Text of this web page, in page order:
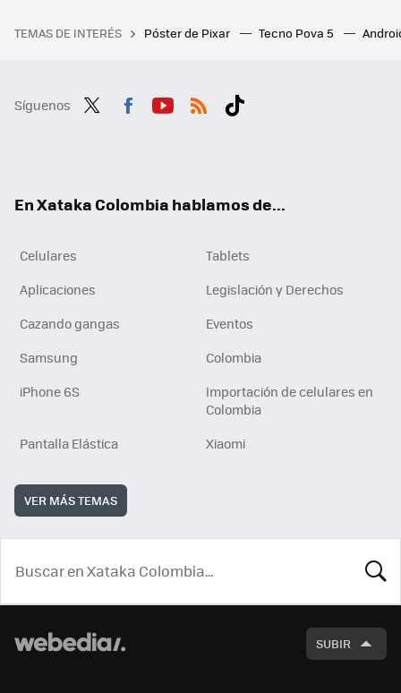
TEMAS DE INTERÉS Póster de Pixar Tecno Pova 5
Síguenos
En Xataka Colombia hablamos de...
Celulares
Tablets
Aplicaciones
Legislación y Derechos
Cazando gangas
Eventos
Samsung
Colombia
iPhone 6S
Importación de celulares en
Colombia
Pantalla Elástica
Xiaomi
VER MÁS TEMAS
SUBIR